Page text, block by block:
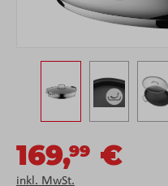
169,99 €
inkl. MwSt.